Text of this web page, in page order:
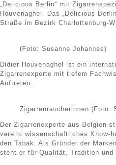
„Delicious Berlin“ mit
Houvenaghel. Das „Delicious
Straße im Bezirk Charlottenburg-
(Foto: Susanne Johannes)
Didier Houvenaghel ist ein
Zigarrenexperte mit tiefem
Auftreten.
Zigarrenraucherinnen (Foto:
Der Zigarrenexperte aus Belgien
vereint wissenschaftliches Know-
den Tabak. Als Gründer der
steht er für Qualität, Tradition und